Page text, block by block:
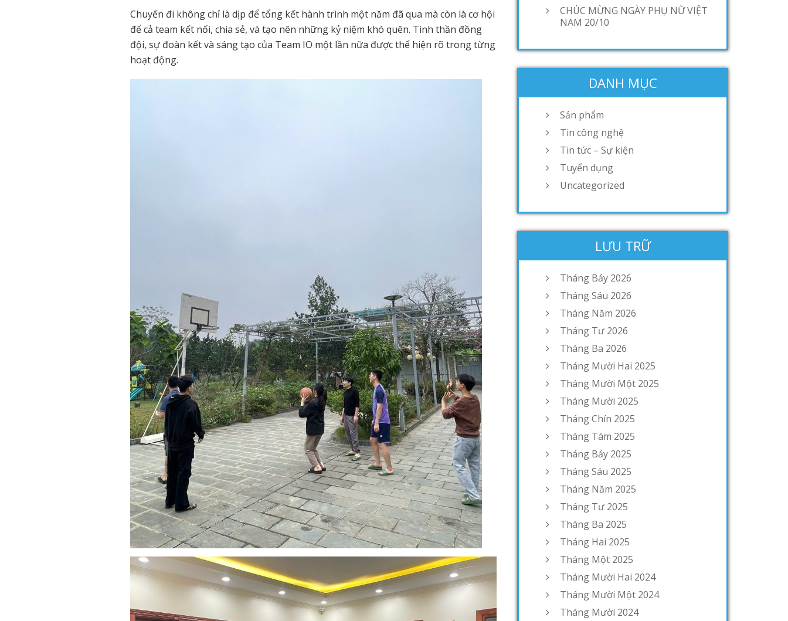
Chuyến đi không chỉ là dịp để tổng kết hành trình một năm đã qua mà còn là cơ hội
để cả team kết nối, chia sẻ, và tạo nên những kỷ niệm khó quên. Tinh thần đồng
đội, sự đoàn kết và sáng tạo của Team IO một lần nữa được thể hiện rõ trong từng
hoạt động.
CHÚC MỪNG NGÀY PHỤ NỮ VIỆT
NAM 20/10
DANH MỤC
Sản phẩm
Tin công nghệ
Tin tức – Sự kiện
Tuyển dụng
Uncategorized
LƯU TRỮ
Tháng Bảy 2026
Tháng Sáu 2026
Tháng Năm 2026
Tháng Tư 2026
Tháng Ba 2026
Tháng Mười Hai 2025
Tháng Mười Một 2025
Tháng Mười 2025
Tháng Chín 2025
Tháng Tám 2025
Tháng Bảy 2025
Tháng Sáu 2025
Tháng Năm 2025
Tháng Tư 2025
Tháng Ba 2025
Tháng Hai 2025
Tháng Một 2025
Tháng Mười Hai 2024
Tháng Mười Một 2024
Tháng Mười 2024